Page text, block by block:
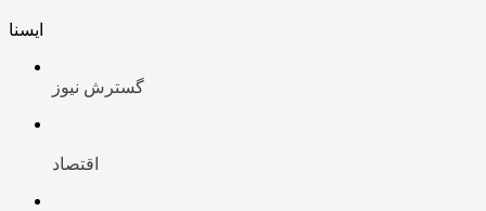
ایسنا
گسترش نیوز
اقتصاد